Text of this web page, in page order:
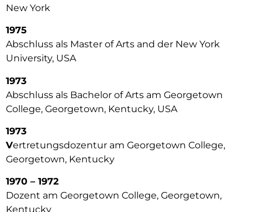
New York
1975
Abschluss als Master of Arts and der New York
University, USA
1973
Abschluss als Bachelor of Arts am Georgetown
College, Georgetown, Kentucky, USA
1973
Vertretungsdozentur am Georgetown College,
Georgetown, Kentucky
1970 – 1972
Dozent am Georgetown College, Georgetown,
Kentucky